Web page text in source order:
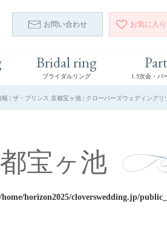
お問い合わせ お気に入り
Bridal ring
ブライダルリング 1.5次会・パ
| ザ・プリンス 京都宝ヶ池 | クローバーズウェディングリ
宝ヶ池
/home/horizon2025/cloverswedding.jp/